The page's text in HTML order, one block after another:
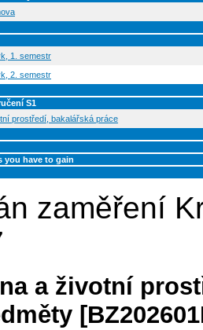
1. semestr
2. semestr
S1
prostředí, bakalářská práce
you have to gain
zaměření
a životní